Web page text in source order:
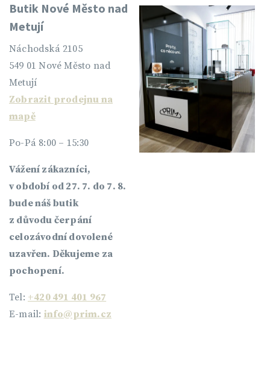
Butik Nové Město nad
Metují
Náchodská 2105
549 01 Nové Město nad
Metují
Zobrazit prodejnu na
mapě
Po-Pá 8:00 – 15:30
Vážení zákazníci,
v období od 27. 7. do 7. 8.
bude náš butik
z důvodu čerpání
celozávodní dovolené
uzavřen. Děkujeme za
pochopení.
Tel: +420 491 401 967
E-mail: info@prim.cz